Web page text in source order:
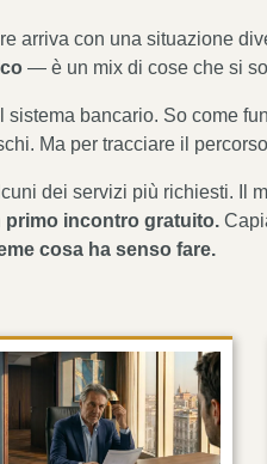
arriva con una situazione
— è un mix di cose che si
sistema bancario. So come
Ma per tracciare il
dei servizi più richiesti. Il
primo incontro gratuito.
cosa ha senso fare.